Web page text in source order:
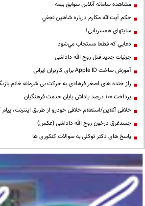
مشاهده سامانه آنلاين سوابق بیمه
حكم آيت‌الله مكارم درباره شاهين نجفي
سایتهای همسریابی!
دعايي كه قطعا مستجاب مي‌شود
جزئیات جدید قتل روح الله داداشی
آموزش ساخت Apple ID برای کاربران ایرانی
راز خنده های اصغر فرهادی به حرکت بی شرمانه خانم
پرداخت ۱۰۰ درصد پاداش پایان خدمت فرهنگیان
خلافی آنلاین/استعلام خلافی خودرو از طریق اینترنت، پیام
جسدغرق درخون روح الله داداشی (عکس)
پاسخ های دکتر توکلی به سوالات کنکوری ها